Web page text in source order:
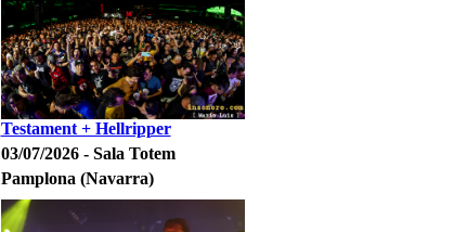
Testament + Hellripper
03/07/2026 - Sala Totem
Pamplona (Navarra)